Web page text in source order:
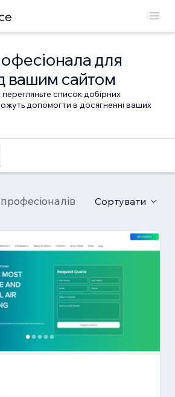
для
вашим сайтом
список добірних
допомогти в досягненні ваших
Сортувати